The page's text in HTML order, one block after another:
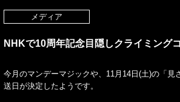
メディア
NHKで10周年記念目隠しクライミング
今月のマンデーマジックや、11月14日(土)の「
送日が決定したようです。